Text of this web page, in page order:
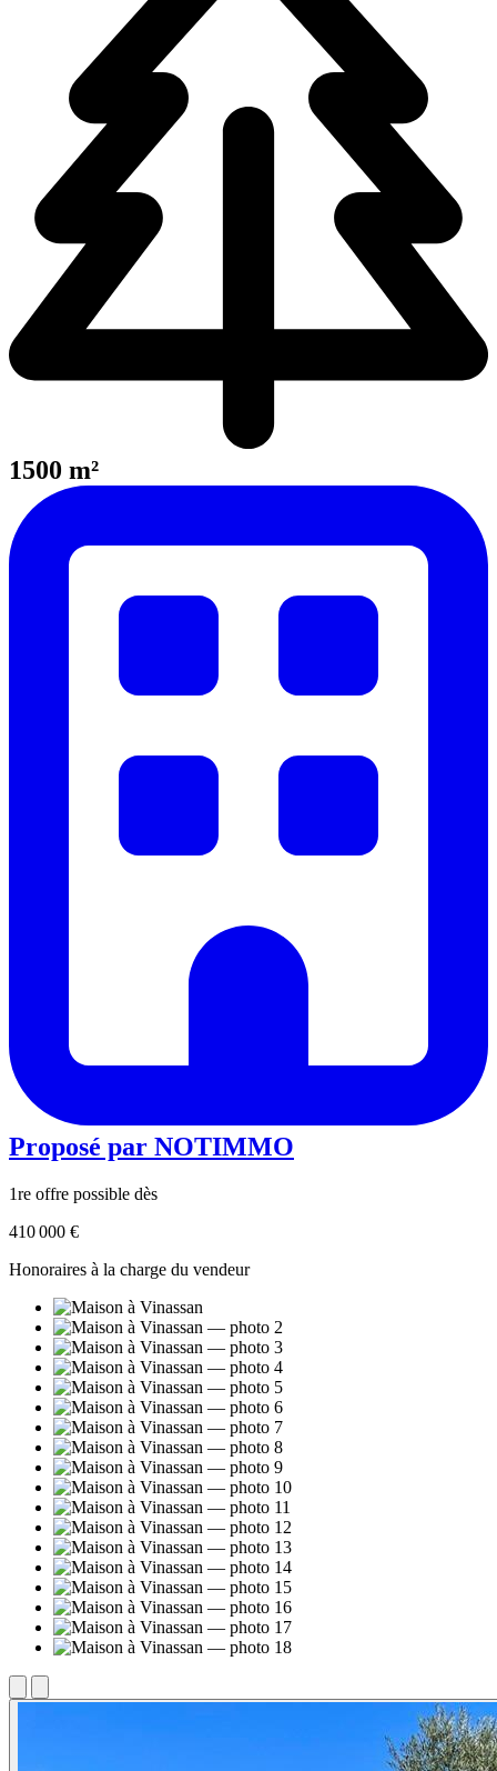
1500 m²
Proposé par NOTIMMO
1re offre possible dès
410 000 €
Honoraires à la charge du vendeur